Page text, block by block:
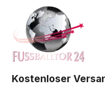
Zum Hauptinhalt springen
Kostenloser